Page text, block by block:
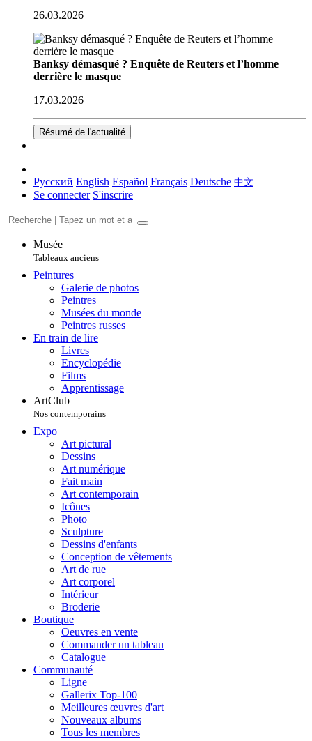
26.03.2026
Banksy démasqué ? Enquête de Reuters et l’homme
derrière le masque
17.03.2026
Résumé de l'actualité
Русский English Español Français Deutsche 中文
Se connecter S'inscrire
Musée
Tableaux anciens
Peintures
Galerie de photos
Peintres
Musées du monde
Peintres russes
En train de lire
Livres
Encyclopédie
Films
Apprentissage
ArtClub
Nos contemporains
Expo
Art pictural
Dessins
Art numérique
Fait main
Art contemporain
Icônes
Photo
Sculpture
Dessins d'enfants
Conception de vêtements
Art de rue
Art corporel
Intérieur
Broderie
Boutique
Oeuvres en vente
Commander un tableau
Catalogue
Communauté
Ligne
Gallerix Top-100
Meilleures œuvres d'art
Nouveaux albums
Tous les membres